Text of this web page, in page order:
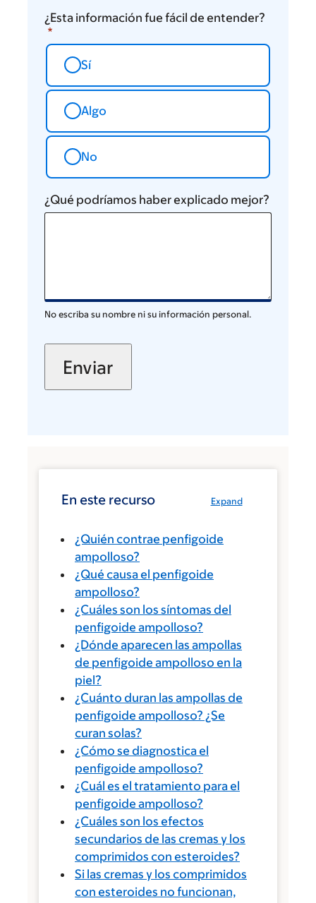
¿Esta información fue fácil de entender?
Sí
Algo
No
¿Qué podríamos haber explicado mejor?
No escriba su nombre ni su información personal.
Expand
En este recurso
¿Quién contrae penfigoide
ampolloso?
¿Qué causa el penfigoide
ampolloso?
¿Cuáles son los síntomas del
penfigoide ampolloso?
¿Dónde aparecen las ampollas
de penfigoide ampolloso en la
piel?
¿Cuánto duran las ampollas de
penfigoide ampolloso? ¿Se
curan solas?
¿Cómo se diagnostica el
penfigoide ampolloso?
¿Cuál es el tratamiento para el
penfigoide ampolloso?
¿Cuáles son los efectos
secundarios de las cremas y los
comprimidos con esteroides?
Si las cremas y los comprimidos
con esteroides no funcionan,